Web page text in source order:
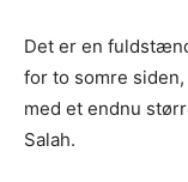
Det er en
for to somre
med et endnu
Salah.